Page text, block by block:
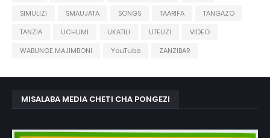
SIMULIZI
SMAUJATA SONGS TAARIFA
TANGAZO
TANZIA
UCHUMI UKATILI UTEUZI
VIDEO
WABUNGE MAJIMBONI
YouTube ZANZIBAR
MISALABA MEDIA CHETI CHA PONGEZI